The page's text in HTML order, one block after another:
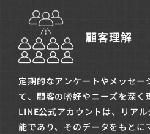
顧客理解
定期的なアンケートやメッセー
て、顧客の嗜好やニーズを深く
LINE公式アカウントは、リア
能であり、そのデータをもとに